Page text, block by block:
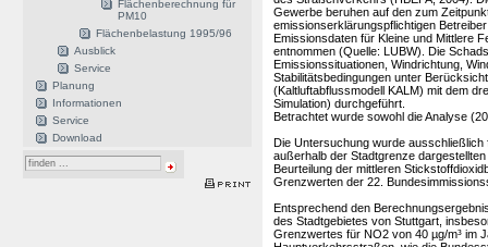
Flächenberechnung für
PM10
Flächenbelastung 1995/96
Ausblick
Service
Planung
Informationen
Service
Download
Gewerbe beruhen auf den zum
emissionserklärungspflichtigen
Emissionsdaten für Kleine und Mittlere
entnommen (Quelle: LUBW). Die
Emissionssituationen, Windrichtung,
Stabilitätsbedingungen unter
(Kaltluftabflussmodell KALM) mit dem
Simulation) durchgeführt.
Betrachtet wurde sowohl die Analyse
Die Untersuchung wurde
außerhalb der Stadtgrenze
Beurteilung der mittleren
Grenzwerten der 22.
Entsprechend den
des Stadtgebietes von Stuttgart,
Grenzwertes für NO2 von 40 µg/m³ im